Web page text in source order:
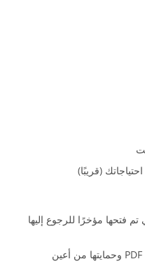
فتحها مؤخرًا للرجوع إليها
– تعيين كلمة مرور لقفل ملفات PDF وحمايتها من أعين